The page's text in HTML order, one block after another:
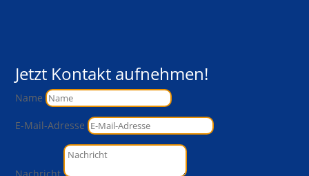
Jetzt Kontakt aufnehmen!
Name
E-Mail-Adresse